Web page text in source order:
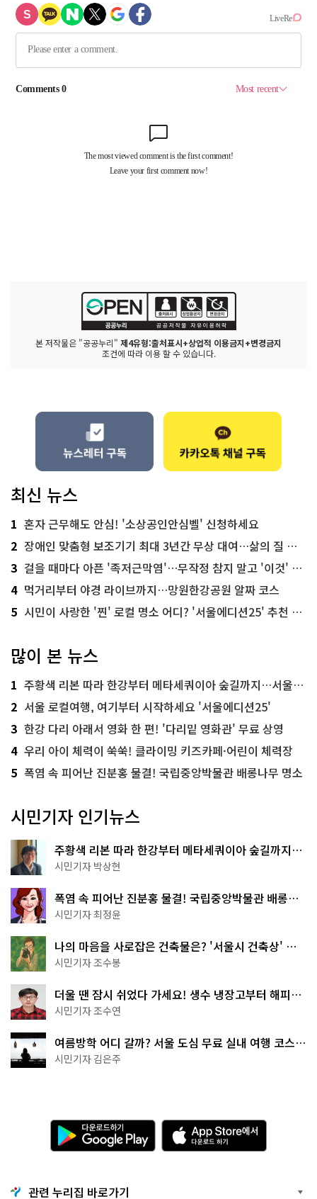
본 저작물은 "공공누리" 제4유형:출처표시+상업적 이용금지+변경금지
조건에 따라 이용 할 수 있습니다.
최신 뉴스
1 혼자 근무해도 안심! '소상공인안심벨' 신청하세요
2 장애인 맞춤형 보조기기 최대 3년간 무상 대여…삶의 질 높인다
3 걸을 때마다 아픈 '족저근막염'…무작정 참지 말고 '이것' 해보세요!
4 먹거리부터 야경 라이브까지…망원한강공원 알짜 코스
5 시민이 사랑한 '찐' 로컬 명소 어디? '서울에디션25' 추천 코스
많이 본 뉴스
1 주황색 리본 따라 한강부터 메타세쿼이아 숲길까지…서울둘레길 15코스
2 서울 로컬여행, 여기부터 시작하세요 '서울에디션25'
3 한강 다리 아래서 영화 한 편! '다리밑 영화관' 무료 상영
4 우리 아이 체력이 쑥쑥! 클라이밍 키즈카페·어린이 체력장
5 폭염 속 피어난 진분홍 물결! 국립중앙박물관 배롱나무 명소
시민기자 인기뉴스
주황색 리본 따라 한강부터 메타세쿼이아 숲길까지…
서울둘레길 15코스
시민기자 박상현
폭염 속 피어난 진분홍 물결! 국립중앙박물관 배롱나
무 명소
시민기자 최정윤
나의 마음을 사로잡은 건축물은? '서울시 건축상' 수
상작 공개!
시민기자 조수봉
더울 땐 잠시 쉬었다 가세요! 생수 냉장고부터 해피소
·무더위쉼터까지
시민기자 조수연
여름방학 어디 갈까? 서울 도심 무료 실내 여행 코스
추천
시민기자 김은주
다
운
로
기
A
p
p
관련 누리집 바로가기